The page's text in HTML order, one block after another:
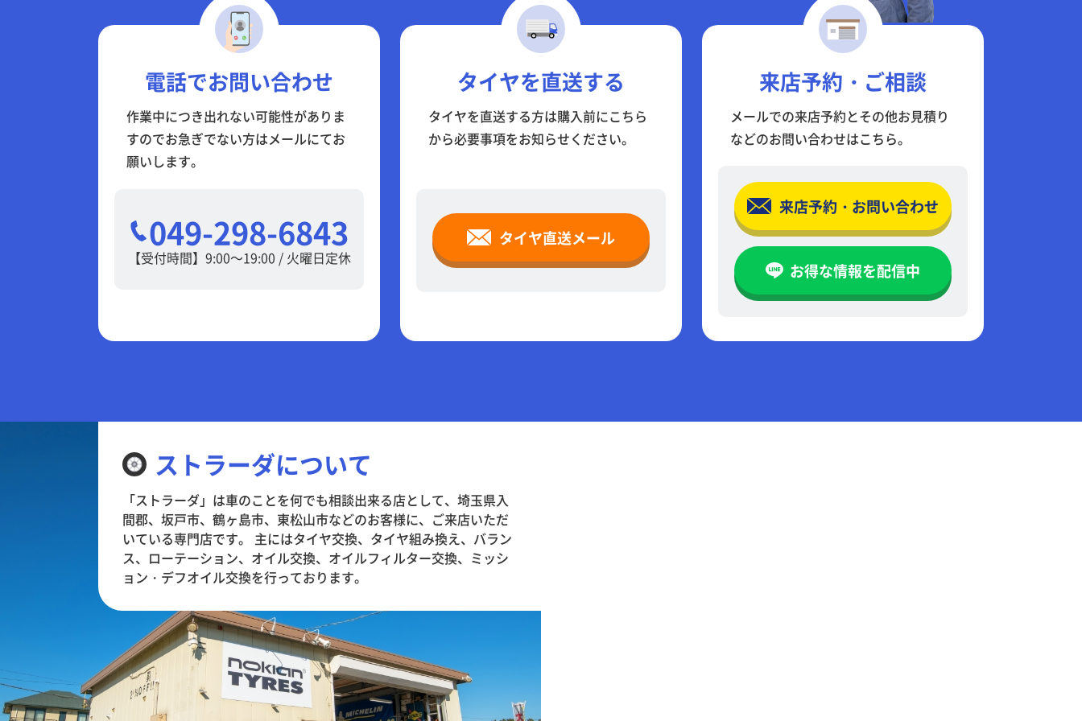
電話でお問い合わせ
作業中につき出れない可能性がありま
すのでお急ぎでない方はメールにてお
願いします。
049-298-6843
【受付時間】9:00～19:00 / 火曜日定休
タイヤを直送する
タイヤを直送する方は購入前にこちら
から必要事項をお知らせください。
タイヤ直送メール
来店予約・ご相談
メールでの来店予約とその他お見積り
などのお問い合わせはこちら。
来店予約・お問い合わせ
お得な情報を配信中
ストラーダについて
「ストラーダ」は車のことを何でも相談出来る店として、埼玉県入
間郡、坂戸市、鶴ヶ島市、東松山市などのお客様に、ご来店いただ
いている専門店です。 主にはタイヤ交換、タイヤ組み換え、バラン
ス、ローテーション、オイル交換、オイルフィルター交換、ミッシ
ョン・デフオイル交換を行っております。